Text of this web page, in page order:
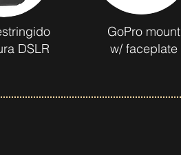
DSLR
GoPro mount
w/ faceplate